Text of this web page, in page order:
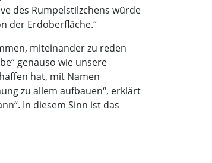
des Rumpelstilzchens würde
der Erdoberfläche.“
miteinander zu reden
genauso wie unsere
hat, mit Namen
zu allem aufbauen“, erklärt
In diesem Sinn ist das